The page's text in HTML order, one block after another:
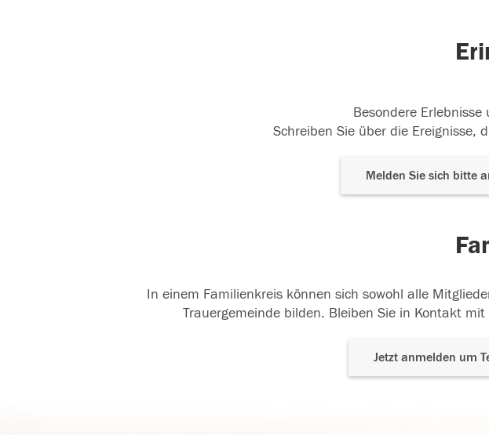
Besondere
Schreiben Sie über die Ereignisse,
Melden Sie sich bitte
In einem Familienkreis können sich sowohl alle
Trauergemeinde bilden. Bleiben Sie in Kontakt
Jetzt anmelden um